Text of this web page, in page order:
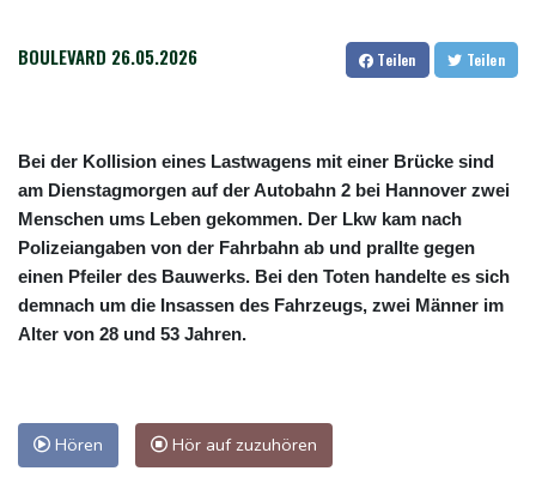
BOULEVARD 26.05.2026 Teilen Teilen
Bei der Kollision eines Lastwagens mit einer Brücke sind
am Dienstagmorgen auf der Autobahn 2 bei Hannover zwei
Menschen ums Leben gekommen. Der Lkw kam nach
Polizeiangaben von der Fahrbahn ab und prallte gegen
einen Pfeiler des Bauwerks. Bei den Toten handelte es sich
demnach um die Insassen des Fahrzeugs, zwei Männer im
Alter von 28 und 53 Jahren.
Hören Hör auf zuzuhören